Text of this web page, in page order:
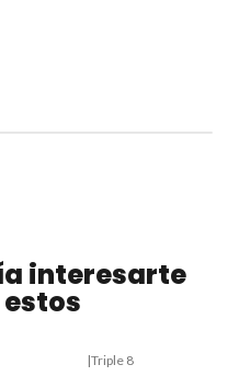
interesarte
|Triple 8